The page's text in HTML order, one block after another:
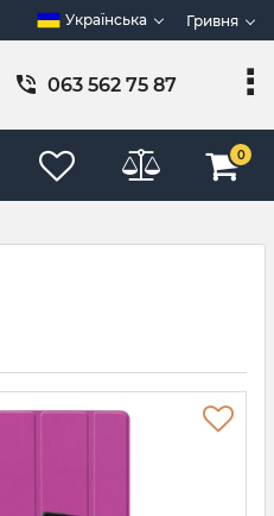
Українська Гривня
063 562 75 87
0